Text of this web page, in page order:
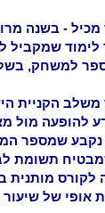
מכיל - בשנה
לימוד
למשחק,
משלב הקניית
להופעה מול
שמספר
תשומת
לקורס מותנית
אופי של שיעור